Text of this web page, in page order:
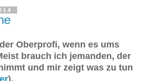
Oberprofi, wenn es ums
brauch ich jemanden, der
und mir zeigt was zu tun